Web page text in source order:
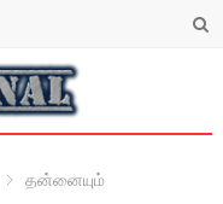
தன்னையும்